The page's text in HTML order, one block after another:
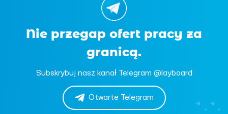
Nie przegap ofert pracy za
granicą.
Subskrybuj nasz kanał Telegram @layboard
Otwarte Telegram